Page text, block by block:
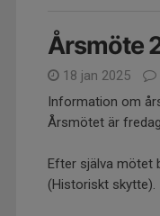
Årsmöte
18 jan 2025
Information om
Årsmötet är
Efter själva mötet
(Historiskt skytte).